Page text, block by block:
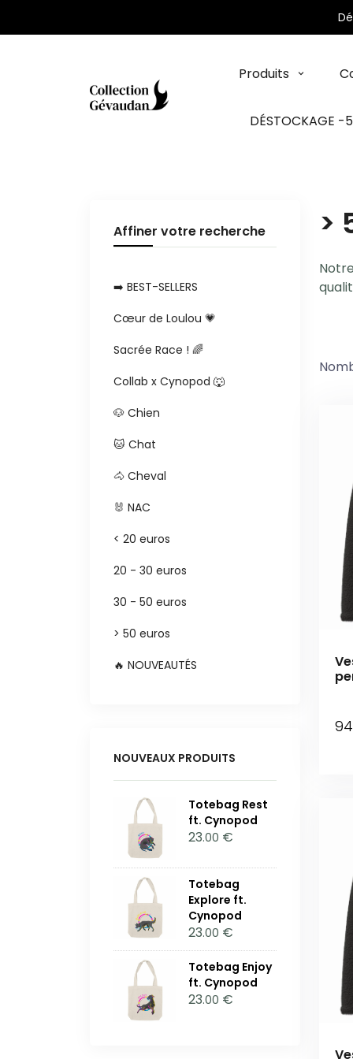
Produits
DÉSTOCKAGE -
>
94
Affiner votre recherche
➡️ BEST-SELLERS
Cœur de Loulou 💗
Sacrée Race ! 🌈
Collab x Cynopod 🐺
🐶 Chien
🐱 Chat
🐴 Cheval
🐰 NAC
< 20 euros
20 - 30 euros
30 - 50 euros
> 50 euros
🔥 NOUVEAUTÉS
NOUVEAUX PRODUITS
Totebag Rest
ft. Cynopod
23.00 €
Totebag
Explore ft.
Cynopod
23.00 €
Totebag Enjoy
ft. Cynopod
23.00 €